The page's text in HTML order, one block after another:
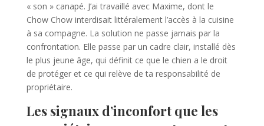
« son » canapé. J’ai travaillé avec Maxime, dont le
Chow Chow interdisait littéralement l’accès à la cuisine
à sa compagne. La solution ne passe jamais par la
confrontation. Elle passe par un cadre clair, installé dès
le plus jeune âge, qui définit ce que le chien a le droit
de protéger et ce qui relève de ta responsabilité de
propriétaire.
Les signaux d’inconfort que les